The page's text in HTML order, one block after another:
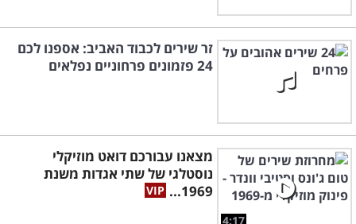
זר שירים לכבוד האביב: אספנו לכם
24 פזמונים פרחוניים נפלאים
4:17
מצאנו עבורכם דואט מוזיקלי
נוסטלגי של שתי אגדות משנת
1969...